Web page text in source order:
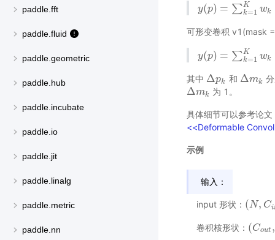
paddle.fft
paddle.fluid
paddle.geometric
paddle.hub
paddle.incubate
paddle.io
paddle.jit
paddle.linalg
paddle.metric
paddle.nn
y(p) = ∑K
k=1 wk
y(p)= ∑k =1Kw k ∗x(
可形变卷积 v1(mask
y(p) = ∑K
k=1 wk
y(p)= ∑k =1Kw k ∗x(
其中 Δpk
Δpk 和 Δmk
Δmk
Δmk
Δmk 为 1。
具体细节可以参考论文
<<Deformable
示例
输入：
input 形状： (N, Ci
(N,C in,
卷积核形状： (Cout ,
(Cout,